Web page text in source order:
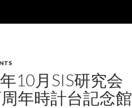
10月SIS研究会
年時計台記念館